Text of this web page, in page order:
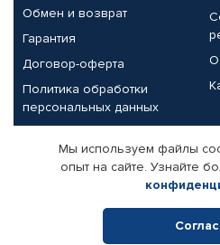
Обмен и возврат
Гарантия
Договор-оферта
Политика обработки
персональных данных
О
Партнерам
Корпоративным клиентам
Поставщикам
Мы используем файлы
опыт на сайте. Узнайте